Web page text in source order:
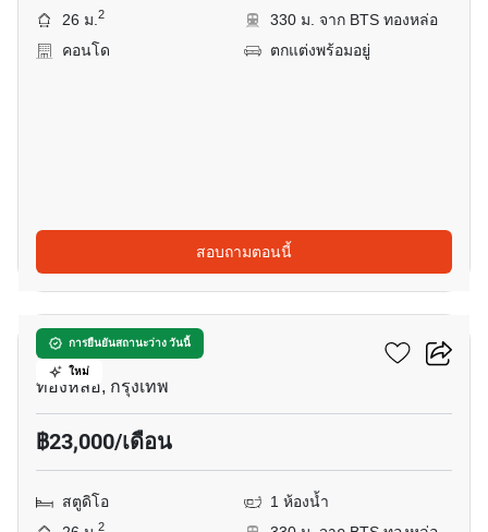
26 ม.2
330 ม. จาก BTS ทองหล่อ
คอนโด
ตกแต่งพร้อมอยู่
สอบถามตอนนี้
การยืนยันสถานะว่าง วันนี้
ใหม่
4
คัลเจอร์ ทองหล่อ
ทองหล่อ, กรุงเทพ
฿23,000/เดือน
สตูดิโอ
1 ห้องน้ำ
2